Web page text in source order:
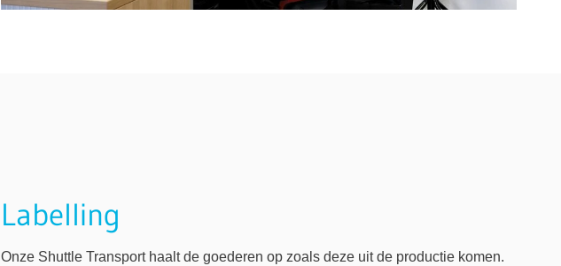
Labelling
Onze Shuttle Transport haalt de goederen op zoals deze uit de productie komen.